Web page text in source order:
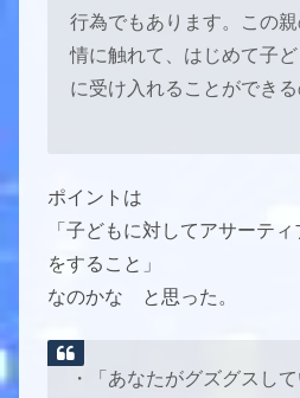
行為でもあります。この
情に触れて、はじめて子
に受け入れることができる
ポイントは
「子どもに対してアサーテ
をすること」
なのかな と思った。
・「あなたがグズグスし